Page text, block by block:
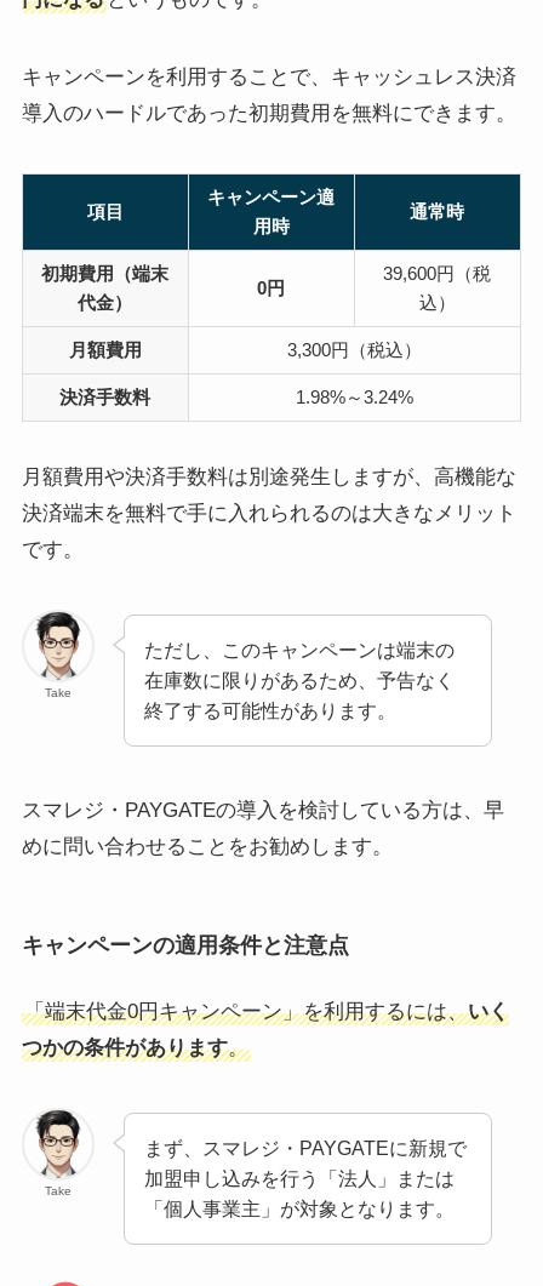
キャンペーンを利用することで、キャッシュレス決済
導入のハードルであった初期費用を無料にできます。
項目
キャンペーン適
用時
通常時
初期費用（端末
代金）
0円
39,600円（税
込）
月額費用 3,300円（税込）
決済手数料 1.98%～3.24%
月額費用や決済手数料は別途発生しますが、高機能な
決済端末を無料で手に入れられるのは大きなメリット
です。
Take
ただし、このキャンペーンは端末の
在庫数に限りがあるため、予告なく
終了する可能性があります。
スマレジ・PAYGATEの導入を検討している方は、早
めに問い合わせることをお勧めします。
キャンペーンの適用条件と注意点
「端末代金0円キャンペーン」を利用するには、いく
つかの条件があります。
Take
まず、スマレジ・PAYGATEに新規で
加盟申し込みを行う「法人」または
「個人事業主」が対象となります。